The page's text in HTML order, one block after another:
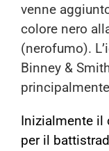
venne
colore nero
(nerofumo).
Binney &
Inizialmente il
per il